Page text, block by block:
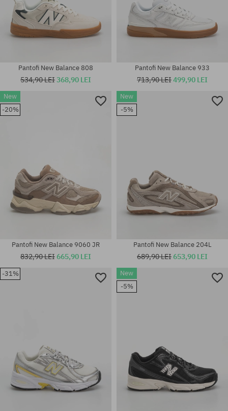
Mărimi existente:
36; 37; 37.5; 38; 38.5; 39.5; 40;
Mărimi existente:
42; 42.5; 43; 44; 44.5; 45; 45.5;
Pantofi New Balance 808
534,90 LEI368,90 LEI
Mărimi existente:
Pantofi New Balance 933
713,90 LEI499,90 LEI
New
-20%
Pantofi New Balance 9060 JR
832,90 LEI665,90 LEI
New
-5%
Pantofi New Balance 204L
689,90 LEI653,90 LEI
-31%
New
-5%